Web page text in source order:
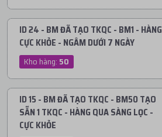
ID 24 - BM ĐÃ TẠO TKQC - BM1 - HÀNG
CỰC KHỎE - NGÂM DƯỚI 7 NGÀY
Kho hàng: 50
ID 15 - BM ĐÃ TẠO TKQC - BM50 TẠO
SẴN 1 TKQC - HÀNG QUA SÀNG LỌC -
CỰC KHỎE